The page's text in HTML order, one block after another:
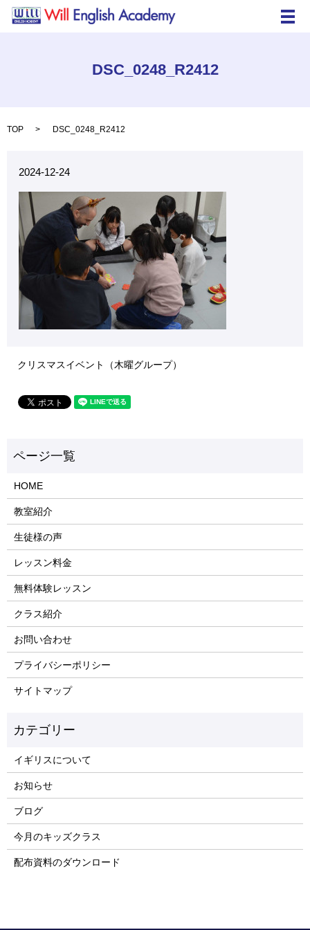
メ
DSC_0248_R2412
TOP DSC_0248_R2412
2024-12-24
クリスマスイベント（木曜グループ）
HOME
教室紹介
生徒様の声
レッスン料金
無料体験レッスン
クラス紹介
お問い合わせ
プライバシーポリシー
サイトマップ
イギリスについて
お知らせ
ブログ
今月のキッズクラス
配布資料のダウンロード